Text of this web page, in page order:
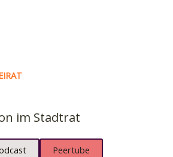
im Stadtrat
Peertube